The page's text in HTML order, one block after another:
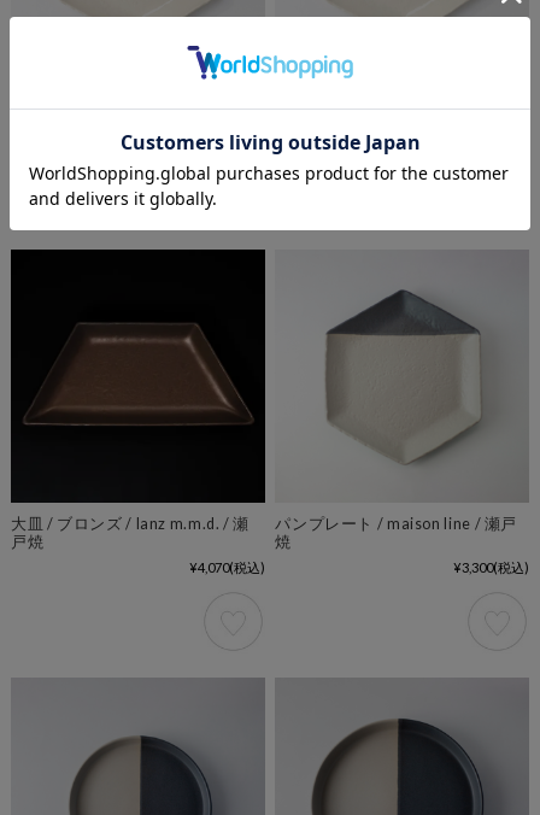
colors line / 瀬戸焼
¥3,300 (税込)
marriage colors line / 瀬戸焼
大皿 / ブロンズ / lanz m.m.d. / 瀬
戸焼
¥4,070(税込)
パンプレート / maison line / 瀬戸
焼
¥3,300(税込)